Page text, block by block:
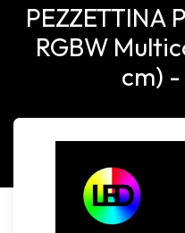
PEZZETTINA
RGBW
cm)